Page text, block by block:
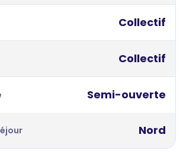
Collectif
Collectif
Semi-ouverte
Nord